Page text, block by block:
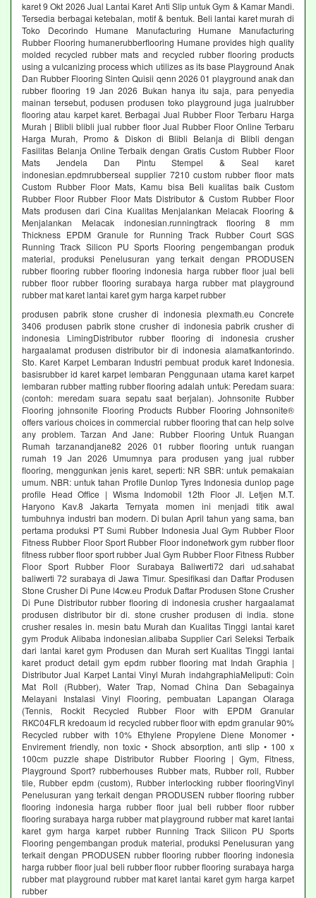
karet 9 Okt 2026 Jual Lantai Karet Anti Slip untuk Gym & Kamar Mandi.
Tersedia berbagai ketebalan, motif & bentuk. Beli lantai karet murah di
Toko Decorindo Humane Manufacturing Humane Manufacturing
Rubber Flooring humanerubberflooring Humane provides high quality
molded recycled rubber mats and recycled rubber flooring products
using a vulcanizing process which utilizes as its base Playground Anak
Dan Rubber Flooring Sinten Quisii qenn 2026 01 playground anak dan
rubber flooring 19 Jan 2026 Bukan hanya itu saja, para penyedia
mainan tersebut, podusen produsen toko playground juga jualrubber
flooring atau karpet karet. Berbagai Jual Rubber Floor Terbaru Harga
Murah | Blibli blibli jual rubber floor Jual Rubber Floor Online Terbaru
Harga Murah, Promo & Diskon di Blibli Belanja di Blibli dengan
Fasilitas Belanja Online Terbaik dengan Gratis Custom Rubber Floor
Mats Jendela Dan Pintu Stempel & Seal karet
indonesian.epdmrubberseal supplier 7210 custom rubber floor mats
Custom Rubber Floor Mats, Kamu bisa Beli kualitas baik Custom
Rubber Floor Rubber Floor Mats Distributor & Custom Rubber Floor
Mats produsen dari Cina Kualitas Menjalankan Melacak Flooring &
Menjalankan Melacak indonesian.runningtrack flooring 8 mm
Thickness EPDM Granule for Running Track Rubber Court SGS
Running Track Silicon PU Sports Flooring pengembangan produk
material, produksi Penelusuran yang terkait dengan PRODUSEN
rubber flooring rubber flooring indonesia harga rubber floor jual beli
rubber floor rubber flooring surabaya harga rubber mat playground
rubber mat karet lantai karet gym harga karpet rubber
produsen pabrik stone crusher di indonesia plexmath.eu Concrete
3406 produsen pabrik stone crusher di indonesia pabrik crusher di
indonesia LimingDistributor rubber flooring di indonesia crusher
hargaalamat produsen distributor bir di indonesia alamatkantorindo.
Sto. Karet Karpet Lembaran Industri pembuat produk karet Indonesia.
basisrubber id karet karpet lembaran Penggunaan utama karet karpet
lembaran rubber matting rubber flooring adalah untuk: Peredam suara:
(contoh: meredam suara sepatu saat berjalan). Johnsonite Rubber
Flooring johnsonite Flooring Products Rubber Flooring Johnsonite®
offers various choices in commercial rubber flooring that can help solve
any problem. Tarzan And Jane: Rubber Flooring Untuk Ruangan
Rumah tarzanandjane82 2026 01 rubber flooring untuk ruangan
rumah 19 Jan 2026 Umumnya para produsen yang jual rubber
flooring, menggunkan jenis karet, seperti: NR SBR: untuk pemakaian
umum. NBR: untuk tahan Profile Dunlop Tyres Indonesia dunlop page
profile Head Office | Wisma Indomobil 12th Floor Jl. Letjen M.T.
Haryono Kav.8 Jakarta Ternyata momen ini menjadi titik awal
tumbuhnya industri ban modern. Di bulan April tahun yang sama, ban
pertama produksi PT Sumi Rubber Indonesia Jual Gym Rubber Floor
Fitness Rubber Floor Sport Rubber Floor indonetwork gym rubber floor
fitness rubber floor sport rubber Jual Gym Rubber Floor Fitness Rubber
Floor Sport Rubber Floor Surabaya Baliwerti72 dari ud.sahabat
baliwerti 72 surabaya di Jawa Timur. Spesifikasi dan Daftar Produsen
Stone Crusher Di Pune l4cw.eu Produk Daftar Produsen Stone Crusher
Di Pune Distributor rubber flooring di indonesia crusher hargaalamat
produsen distributor bir di. stone crusher produsen di india. stone
crusher resales in. mesin batu Murah dan Kualitas Tinggi lantai karet
gym Produk Alibaba indonesian.alibaba Supplier Cari Seleksi Terbaik
dari lantai karet gym Produsen dan Murah sert Kualitas Tinggi lantai
karet product detail gym epdm rubber flooring mat Indah Graphia |
Distributor Jual Karpet Lantai Vinyl Murah indahgraphiaMeliputi: Coin
Mat Roll (Rubber), Water Trap, Nomad China Dan Sebagainya
Melayani Instalasi Vinyl Flooring, pembuatan Lapangan Olaraga
(Tennis, Rockit Recycled Rubber Floor with EPDM Granular
RKC04FLR kredoaum id recycled rubber floor with epdm granular 90%
Recycled rubber with 10% Ethylene Propylene Diene Monomer •
Envirement friendly, non toxic • Shock absorption, anti slip • 100 x
100cm puzzle shape Distributor Rubber Flooring | Gym, Fitness,
Playground Sport? rubberhouses Rubber mats, Rubber roll, Rubber
tile, Rubber epdm (custom), Rubber interlocking rubber flooringVinyl
Penelusuran yang terkait dengan PRODUSEN rubber flooring rubber
flooring indonesia harga rubber floor jual beli rubber floor rubber
flooring surabaya harga rubber mat playground rubber mat karet lantai
karet gym harga karpet rubber Running Track Silicon PU Sports
Flooring pengembangan produk material, produksi Penelusuran yang
terkait dengan PRODUSEN rubber flooring rubber flooring indonesia
harga rubber floor jual beli rubber floor rubber flooring surabaya harga
rubber mat playground rubber mat karet lantai karet gym harga karpet
rubber